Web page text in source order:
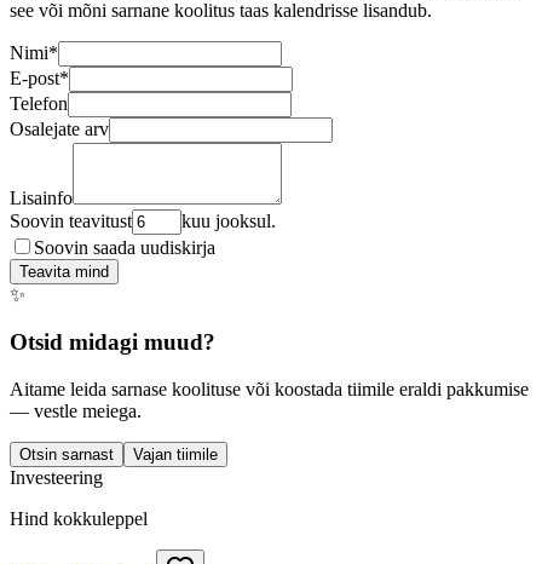
see või mõni sarnane koolitus taas kalendrisse lisandub.
Nimi*
E-post*
Telefon
Osalejate arv
Lisainfo
Soovin teavitust
kuu jooksul.
Soovin saada uudiskirja
Teavita mind
✨
Otsid midagi muud?
Aitame leida sarnase koolituse või koostada tiimile eraldi pakkumise
— vestle meiega.
Otsin sarnast Vajan tiimile
Investeering
Hind kokkuleppel